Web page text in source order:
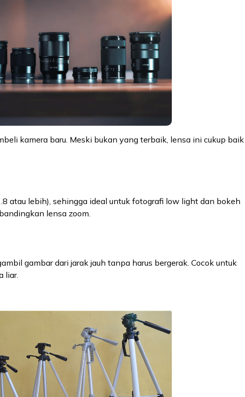
kamera baru. Meski bukan yang terbaik, lensa ini cukup baik
atau lebih), sehingga ideal untuk fotografi low light dan bokeh
lensa zoom.
gambar dari jarak jauh tanpa harus bergerak. Cocok untuk
liar.